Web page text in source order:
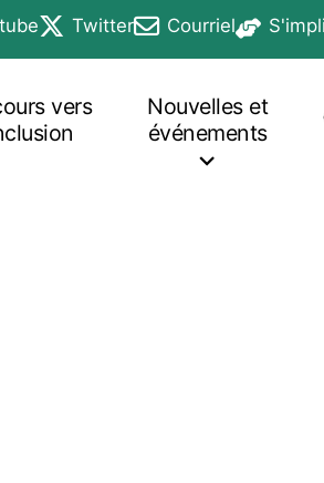
a new tabTwitter
opens in a new tab
Courriel
opens in a new tab
opens in
vers
Nouvelles et
événements